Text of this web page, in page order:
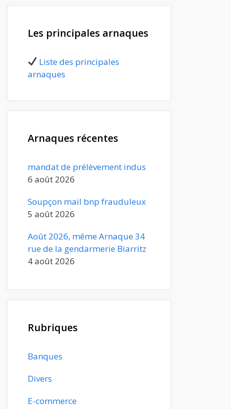
Les principales arnaques
Liste des principales
arnaques
Arnaques récentes
mandat de prélèvement indus
6 août 2026
Soupçon mail bnp frauduleux
5 août 2026
Août 2026, même Arnaque 34
rue de la gendarmerie Biarritz
4 août 2026
Rubriques
Banques
Divers
E-commerce